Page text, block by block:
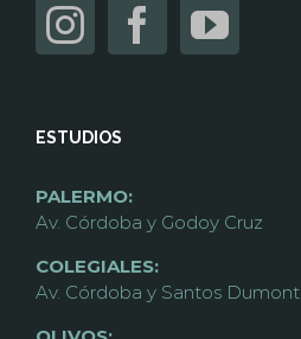
ESTUDIOS
PALERMO:
Av. Córdoba y Godoy Cruz
COLEGIALES:
Av. Córdoba y Santos Dumont